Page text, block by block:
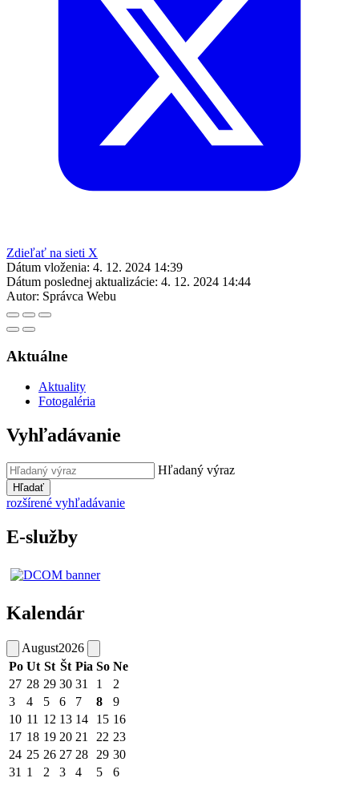
Zdieľať na sieti X
Dátum vloženia: 4. 12. 2024 14:39
Dátum poslednej aktualizácie: 4. 12. 2024 14:44
Autor: Správca Webu
Aktuálne
Aktuality
Fotogaléria
Vyhľadávanie
Hľadaný výraz
Hľadať
rozšírené vyhľadávanie
E-služby
Kalendár
August2026
Po Ut St Št Pia So Ne
27 28 29 30 31 1
2
3
4 5 6 7 8
9
10 11 12 13 14 15 16
17 18 19 20 21 22 23
24 25 26 27 28 29 30
31 1 2 3 4 5 6